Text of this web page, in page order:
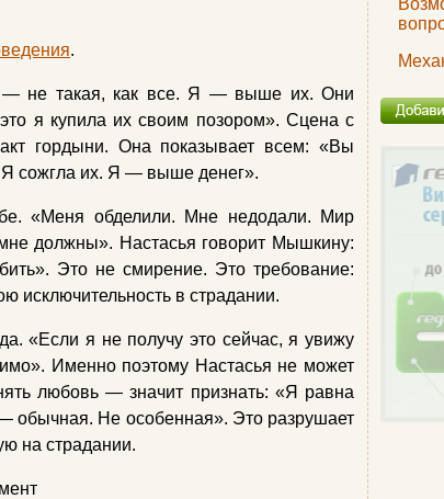
.
— не такая, как все. Я — выше их. Они
я купила их своим позором». Сцена с
гордыни. Она показывает всем: «Вы
Я сожгла их. Я — выше денег».
«Меня обделили. Мне недодали. Мир
должны». Настасья говорит Мышкину:
Это не смирение. Это требование:
исключительность в страдании.
«Если я не получу это сейчас, я увижу
Именно поэтому Настасья не может
любовь — значит признать: «Я равна
обычная. Не особенная». Это разрушает
на страдании.